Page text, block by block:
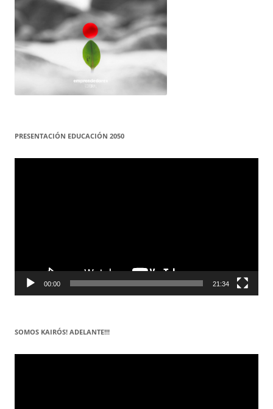
PRESENTACIÓN EDUCACIÓN 2050
Reproductor
00:00 21:34
SOMOS KAIRÓS! ADELANTE!!!
Reproductor